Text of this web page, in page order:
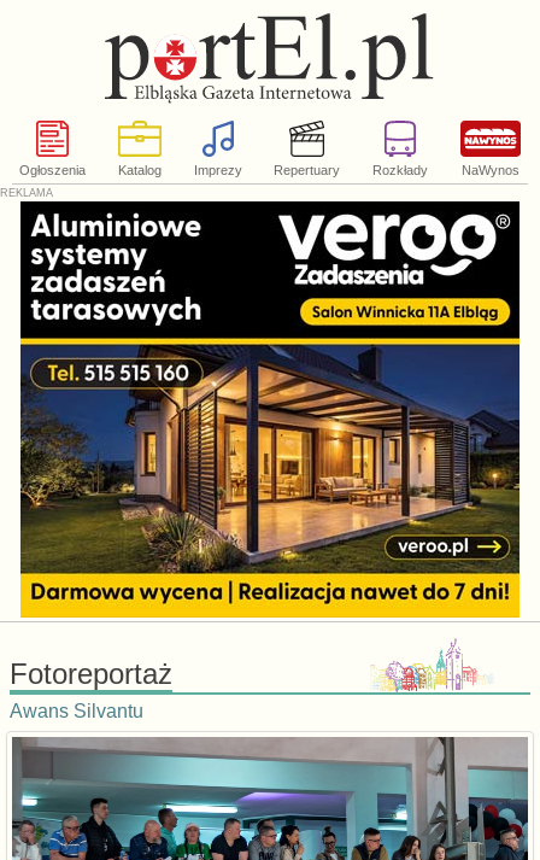
Ogłoszenia Katalog Imprezy Repertuary Rozkłady NaWynos
Fotoreportaż
Awans Silvantu